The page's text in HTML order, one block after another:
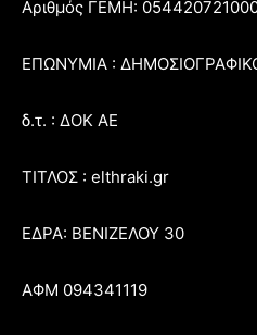
Αριθμός ΓΕΜΗ:
ΕΠΩΝΥΜΙΑ :
δ.τ. : ΔΟΚ ΑΕ
ΤΙΤΛΟΣ : elthraki.gr
ΕΔΡΑ: ΒΕΝΙΖΕΛΟΥ 30
ΑΦΜ 094341119